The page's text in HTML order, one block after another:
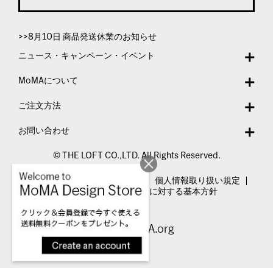
>>8月10日 商品発送休業のお知らせ
ニュース・キャンペーン・イベント
MoMAについて
ご注文方法
お問い合わせ
© THE LOFT CO.,LTD. All Rights Reserved.
特定商取引法表示
個人情報取り扱い規定
カスタマーハラスメントに対する基本方針
Visit MoMA.org